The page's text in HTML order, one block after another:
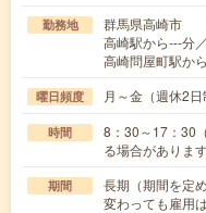
勤務地
群馬県高崎市
高崎駅から---分
高崎問屋町駅か
曜日頻度 月～金（週休2日
時間
8：30～17：30
る場合がありま
期間
長期（期間を定
変わっても雇用